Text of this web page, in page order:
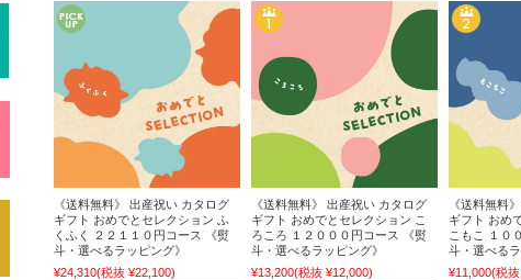
《送料無料》 出産祝い カタログ
ギフト おめでとセレクション ふ
くふく ２２１１０円コース 《熨
斗・選べるラッピング》
¥24,310(税抜 ¥22,100)
《送料無料》 出産祝い カタログ
ギフト おめでとセレクション こ
ろころ １２０００円コース 《熨
斗・選べるラッピング》
¥13,200(税抜 ¥12,000)
《送料無料
ギフト おめ
こもこ １０
斗・選べるラ
¥11,000(税